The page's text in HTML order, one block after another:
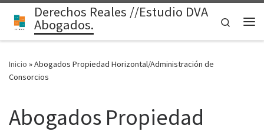
Saltar al contenido
Derechos Reales //Estudio DVA
Abogados.
Search
Inicio »Abogados Propiedad Horizontal/Administración de
Consorcios
Abogados Propiedad